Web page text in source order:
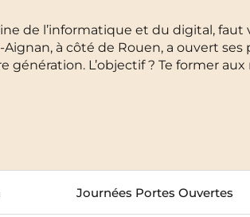
Nîmes
Palaiseau
de l’informatique et du digital, faut
à côté de Rouen, a ouvert ses
génération. L’objectif ? Te former
Journées Portes Ouvertes